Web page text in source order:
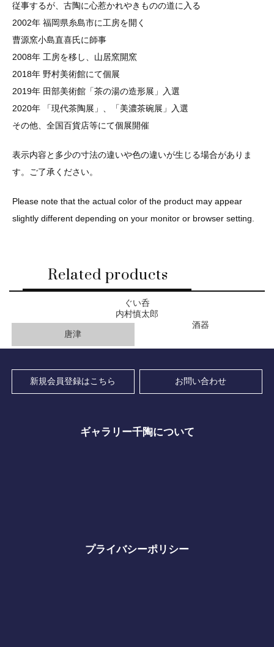
従事するが、古陶に心惹かれやきものの道に入る
2002年 福岡県糸島市に工房を開く
曹源窯小島直喜氏に師事
2008年 工房を移し、山居窯開窯
2018年 野村美術館にて個展
2019年 田部美術館「茶の湯の造形展」入選
2020年 「現代茶陶展」、「美濃茶碗展」入選
その他、全国百貨店等にて個展開催
表示内容と多少の寸法の違いや色の違いが生じる場合がありま
す。ご了承ください。
Please note that the actual color of the product may appear
slightly different depending on your monitor or browser setting.
Related products
ぐい呑
内村慎太郎
唐津
酒器
新規会員登録はこちら お問い合わせ
ギャラリー千陶について
プライバシーポリシー